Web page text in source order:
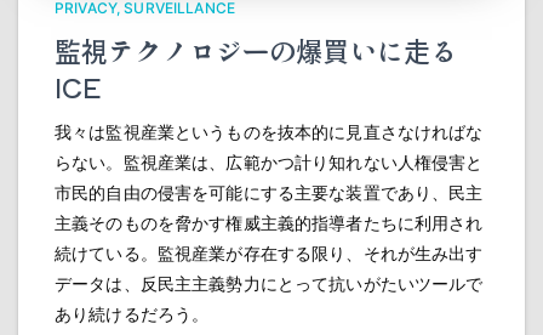
PRIVACY SURVEILLANCE
監視テクノロジーの爆買いに走る
ICE
我々は監視産業というものを抜本的に見直さなければな
らない。監視産業は、広範かつ計り知れない人権侵害と
市民的自由の侵害を可能にする主要な装置であり、民主
主義そのものを脅かす権威主義的指導者たちに利用され
続けている。監視産業が存在する限り、それが生み出す
データは、反民主主義勢力にとって抗いがたいツールで
あり続けるだろう。